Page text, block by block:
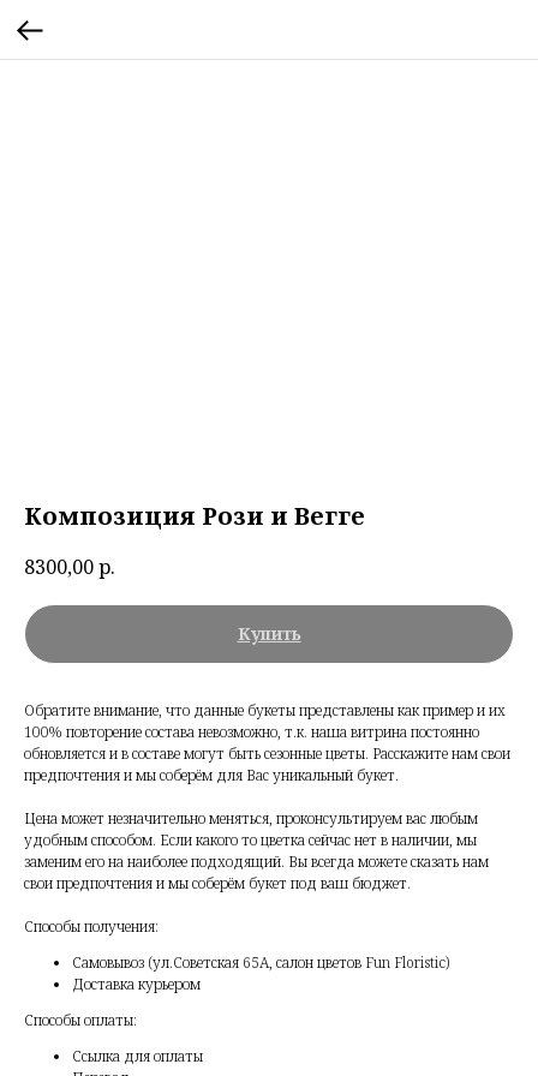
Композиция Рози и Вегге
8300,00р.
Купить
Обратите внимание, что данные букеты представлены как пример и их
100% повторение состава невозможно, т.к. наша витрина постоянно
обновляется и в составе могут быть сезонные цветы. Расскажите нам свои
предпочтения и мы соберём для Вас уникальный букет.
Цена может незначительно меняться, проконсультируем вас любым
удобным способом. Если какого то цветка сейчас нет в наличии, мы
заменим его на наиболее подходящий. Вы всегда можете сказать нам
свои предпочтения и мы соберём букет под ваш бюджет.
Способы получения:
Самовывоз (ул.Советская 65А, салон цветов Fun Floristic)
Доставка курьером
Способы оплаты:
Ссылка для оплаты